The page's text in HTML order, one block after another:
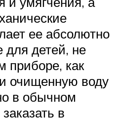
ее абсолютно
для детей, не
приборе, как
очищенную воду
в обычном
в